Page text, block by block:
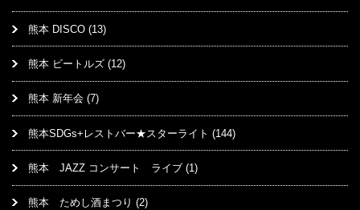
熊本 DISCO (13)
熊本 ビートルズ (12)
熊本 新年会 (7)
熊本SDGs+レストバー★スターライト (144)
熊本 JAZZ コンサート ライブ (1)
熊本 ためし酒まつり (2)